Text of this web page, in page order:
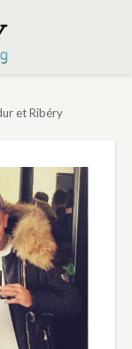
et Ribéry